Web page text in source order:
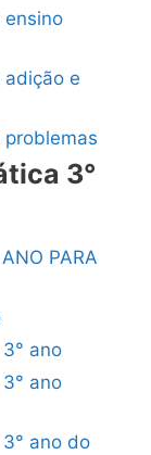
ensino
e
3°
PARA
ano
ano
ano do